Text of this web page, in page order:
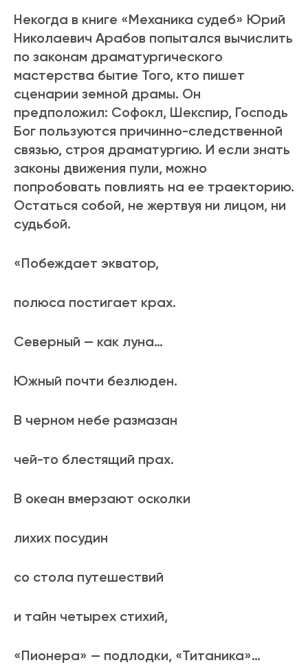
Некогда в книге «Механика судеб» Юрий
Николаевич Арабов попытался вычислить
по законам драматургического
мастерства бытие Того, кто пишет
сценарии земной драмы. Он
предположил: Софокл, Шекспир, Господь
Бог пользуются причинно-следственной
связью, строя драматургию. И если знать
законы движения пули, можно
попробовать повлиять на ее траекторию.
Остаться собой, не жертвуя ни лицом, ни
судьбой.
«Побеждает экватор,
полюса постигает крах.
Северный — как луна…
Южный почти безлюден.
В черном небе размазан
чей-то блестящий прах.
В океан вмерзают осколки
лихих посудин
со стола путешествий
и тайн четырех стихий,
«Пионера» — подлодки, «Титаника»…